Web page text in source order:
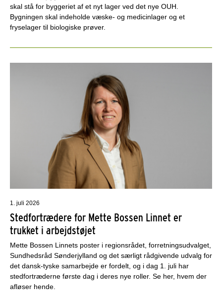
skal stå for byggeriet af et nyt lager ved det nye OUH.
Bygningen skal indeholde væske- og medicinlager og et
fryselager til biologiske prøver.
1. juli 2026
Stedfortrædere for Mette Bossen Linnet er
trukket i arbejdstøjet
Mette Bossen Linnets poster i regionsrådet, forretningsudvalget,
Sundhedsråd Sønderjylland og det særligt rådgivende udvalg for
det dansk-tyske samarbejde er fordelt, og i dag 1. juli har
stedfortræderne første dag i deres nye roller. Se her, hvem der
afløser hende.